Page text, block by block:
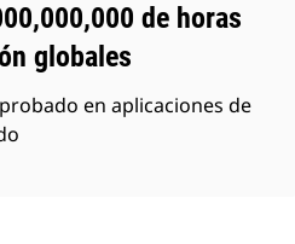
de horas
globales
en aplicaciones de